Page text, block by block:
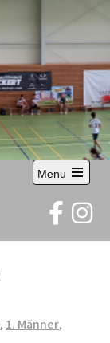
Menu
Open
the
main
menu
, 1. Männer,